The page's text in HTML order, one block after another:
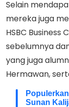
Selain
mereka juga
HSBC Business
sebelumnya
yang juga
Hermawan,
Sunan